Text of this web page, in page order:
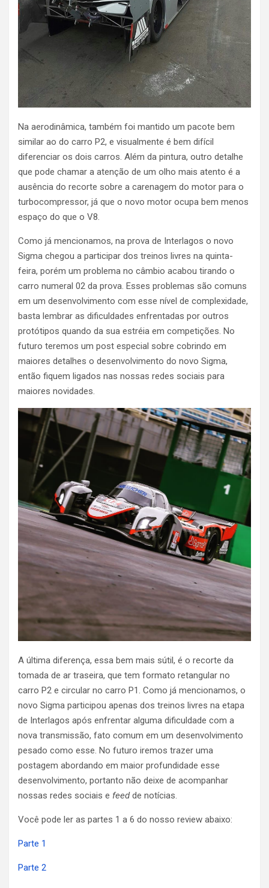
Na aerodinâmica, também foi mantido um pacote bem
similar ao do carro P2, e visualmente é bem difícil
diferenciar os dois carros. Além da pintura, outro detalhe
que pode chamar a atenção de um olho mais atento é a
ausência do recorte sobre a carenagem do motor para o
turbocompressor, já que o novo motor ocupa bem menos
espaço do que o V8.
Como já mencionamos, na prova de Interlagos o novo
Sigma chegou a participar dos treinos livres na quinta-
feira, porém um problema no câmbio acabou tirando o
carro numeral 02 da prova. Esses problemas são comuns
em um desenvolvimento com esse nível de complexidade,
basta lembrar as dificuldades enfrentadas por outros
protótipos quando da sua estréia em competições. No
futuro teremos um post especial sobre cobrindo em
maiores detalhes o desenvolvimento do novo Sigma,
então fiquem ligados nas nossas redes sociais para
maiores novidades.
A última diferença, essa bem mais sútil, é o recorte da
tomada de ar traseira, que tem formato retangular no
carro P2 e circular no carro P1. Como já mencionamos, o
novo Sigma participou apenas dos treinos livres na etapa
de Interlagos após enfrentar alguma dificuldade com a
nova transmissão, fato comum em um desenvolvimento
pesado como esse. No futuro iremos trazer uma
postagem abordando em maior profundidade esse
desenvolvimento, portanto não deixe de acompanhar
nossas redes sociais e feedde notícias.
Você pode ler as partes 1 a 6 do nosso review abaixo:
Parte 1
Parte 2